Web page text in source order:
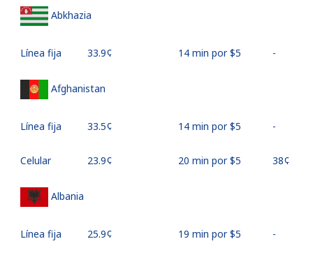
Abkhazia
Línea fija ⁦33.9¢⁩ 14 min por ⁦$5⁩ -
Afghanistan
Línea fija ⁦33.5¢⁩ 14 min por ⁦$5⁩ -
Celular ⁦23.9¢⁩ 20 min por ⁦$5⁩ ⁦38¢⁩
Albania
Línea fija ⁦25.9¢⁩ 19 min por ⁦$5⁩ -